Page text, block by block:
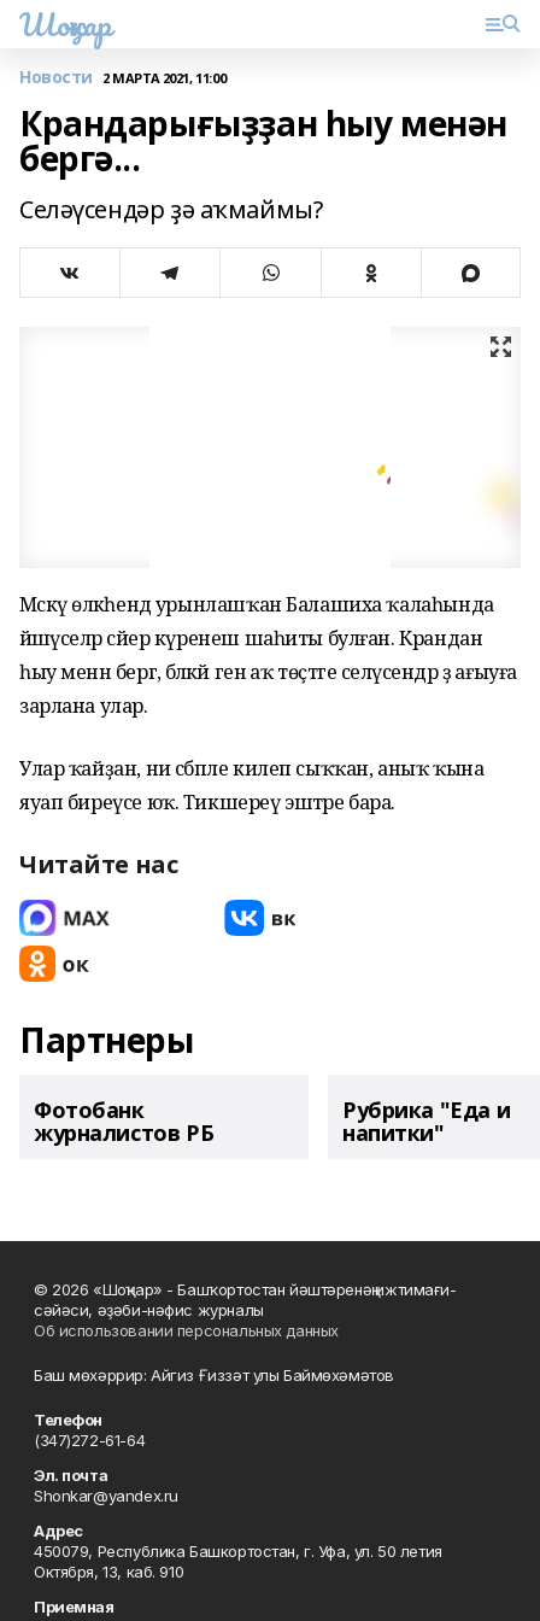
Шоңҡар
Новости 2 МАРТА 2021, 11:00
Крандарығыҙҙан һыу менән
бергә...
Селәүсендәр ҙә аҡмаймы?
Мәскәү өлкәһендә урынлашҡан Балашиха ҡалаһында
йәшәүселәр сәйер күренеш шаһиты булған. Крандан
һыу менән бергә, бәләкәй генә аҡ төҫтәге селәүсендәр ҙә ағыуға
зарлана улар.
Улар ҡайҙан, ни сәбәпле килеп сыҡҡан, аныҡ ҡына
яуап биреүсе юҡ. Тикшереү эштәре бара.
Читайте нас
Партнеры
Фотобанк
журналистов РБ
Рубрика "Еда и
напитки"
© 2026 «Шоңҡар» - Башҡортостан йәштәренәң ижтимағи-
сәйәси, әҙәби-нәфис журналы
Об использовании персональных данных
Баш мөхәррир: Айгиз Ғиззәт улы Баймөхәмәтов
Телефон
(347)272-61-64
Эл. почта
Shonkar@yandex.ru
Адрес
450079, Республика Башкортостан, г. Уфа, ул. 50 летия
Октября, 13, каб. 910
Приемная